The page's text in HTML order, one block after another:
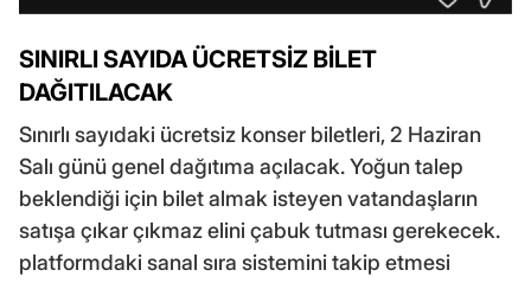
SINIRLI SAYIDA ÜCRETSİZ BİLET
DAĞITILACAK
Sınırlı sayıdaki ücretsiz konser biletleri, 2 Haziran
Salı günü genel dağıtıma açılacak. Yoğun talep
beklendiği için bilet almak isteyen vatandaşların
satışa çıkar çıkmaz elini çabuk tutması gerekecek.
platformdaki sanal sıra sistemini takip etmesi